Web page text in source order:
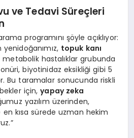
ve Tedavi Süreçleri
programını şöyle açıklıyor:
yenidoğanımız, topuk kanı
hastalıklar grubunda
biyotinidaz eksikliği gibi 5
Bu taramalar sonucunda riskli
için,yapay zeka
yazılım üzerinden,
kısa sürede uzman hekim